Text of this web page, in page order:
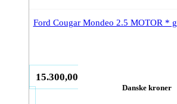
Ford Cougar Mondeo 2.5 MOTOR *
15.300,00
Danske kroner